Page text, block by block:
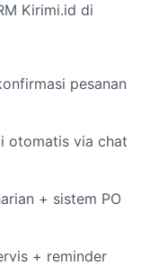
Kirimi.id di
pesanan
otomatis via chat
+ sistem PO
+ reminder